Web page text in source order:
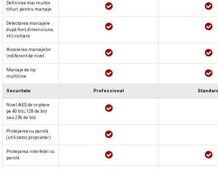
Definirea mai multor
titluri pentru marcaje
Detectarea marcajele
după font, dimensiune,
stil, culoare
Asocierea marcajelor
indiferent de nivel
Marcaje de tip
multiline
Securitate Professional
Nivel AES de criptare
pe 40 biți, 128 de biți
sau 256 de biți
Protejarea cu parolă
(utilizator, proprietar)
Protejarea interfeței cu
parolă